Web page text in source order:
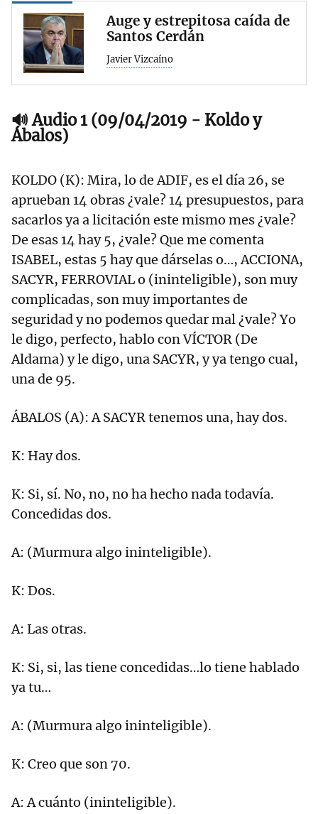
Auge y estrepitosa caída de
Santos Cerdán
Javier Vizcaíno
🔊 Audio 1 (09/04/2019 - Koldo y
Ábalos)
KOLDO (K): Mira, lo de ADIF, es el día 26, se
aprueban 14 obras ¿vale? 14 presupuestos, para
sacarlos ya a licitación este mismo mes ¿vale?
De esas 14 hay 5, ¿vale? Que me comenta
ISABEL, estas 5 hay que dárselas o…, ACCIONA,
SACYR, FERROVIAL o (ininteligible), son muy
complicadas, son muy importantes de
seguridad y no podemos quedar mal ¿vale? Yo
le digo, perfecto, hablo con VÍCTOR (De
Aldama) y le digo, una SACYR, y ya tengo cual,
una de 95.
ÁBALOS (A): A SACYR tenemos una, hay dos.
K: Hay dos.
K: Si, sí. No, no, no ha hecho nada todavía.
Concedidas dos.
A: (Murmura algo ininteligible).
K: Dos.
A: Las otras.
K: Si, si, las tiene concedidas…lo tiene hablado
ya tu…
A: (Murmura algo ininteligible).
K: Creo que son 70.
A: A cuánto (ininteligible).